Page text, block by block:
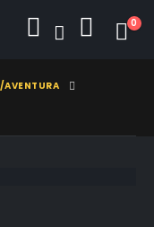
0
AVENTURA